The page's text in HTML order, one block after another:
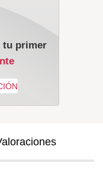
tu primer